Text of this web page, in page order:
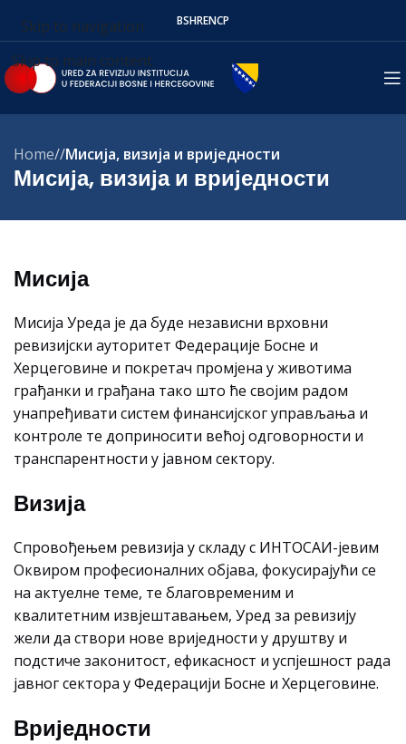
Skip to navigation
Skip to main content
BSHRENСР
Мисија, визија и вриједности
Home/ Мисија, визија и вриједности
Мисија
Мисија Уреда је да буде независни врховни
ревизијски ауторитет Федерације Босне и
Херцеговине и покретач промјена у животима
грађанки и грађана тако што ће својим радом
унапређивати систем финансијског управљања и
контроле те доприносити већој одговорности и
транспарентности у јавном сектору.
Визија
Спровођењем ревизија у складу с ИНТОСАИ-јевим
Оквиром професионалних објава, фокусирајући се
на актуелне теме, те благовременим и
квалитетним извјештавањем, Уред за ревизију
жели да створи нове вриједности у друштву и
подстиче законитост, ефикасност и успјешност рада
јавног сектора у Федерацији Босне и Херцеговине.
Вриједности